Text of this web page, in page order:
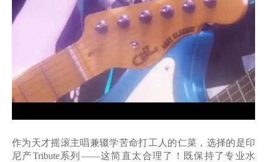
作为天才摇滚主唱兼辍学苦命打工人的仁菜，选择的是印
尼产Tribute系列 ——这简直太合理了！既保持了专业水